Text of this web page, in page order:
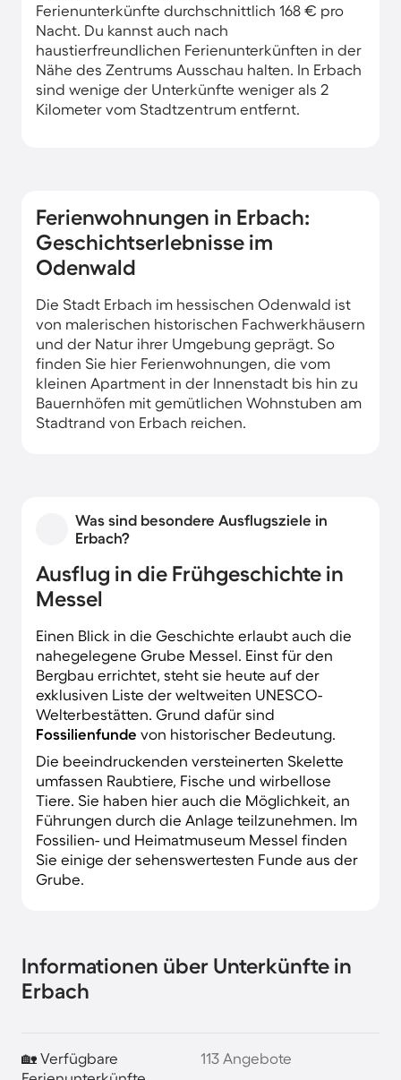
Ferienunterkünfte durchschnittlich 168 € pro
Nacht. Du kannst auch nach
haustierfreundlichen Ferienunterkünften in der
Nähe des Zentrums Ausschau halten. In Erbach
sind wenige der Unterkünfte weniger als 2
Kilometer vom Stadtzentrum entfernt.
Ferienwohnungen in Erbach:
Geschichtserlebnisse im
Odenwald
Die Stadt Erbach im hessischen Odenwald ist
von malerischen historischen Fachwerkhäusern
und der Natur ihrer Umgebung geprägt. So
finden Sie hier Ferienwohnungen, die vom
kleinen Apartment in der Innenstadt bis hin zu
Bauernhöfen mit gemütlichen Wohnstuben am
Stadtrand von Erbach reichen.
Was sind besondere Ausflugsziele in
Erbach?
Ausflug in die Frühgeschichte in
Messel
Einen Blick in die Geschichte erlaubt auch die
nahegelegene Grube Messel. Einst für den
Bergbau errichtet, steht sie heute auf der
exklusiven Liste der weltweiten UNESCO-
Welterbestätten. Grund dafür sind
Fossilienfunde von historischer Bedeutung.
Die beeindruckenden versteinerten Skelette
umfassen Raubtiere, Fische und wirbellose
Tiere. Sie haben hier auch die Möglichkeit, an
Führungen durch die Anlage teilzunehmen. Im
Fossilien- und Heimatmuseum Messel finden
Sie einige der sehenswertesten Funde aus der
Grube.
Informationen über Unterkünfte in
Erbach
🏡 Verfügbare
113 Angebote